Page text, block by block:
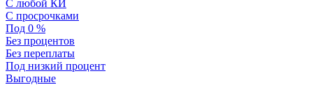
С любой КИ
С просрочками
Под 0 %
Без процентов
Без переплаты
Под низкий процент
Выгодные